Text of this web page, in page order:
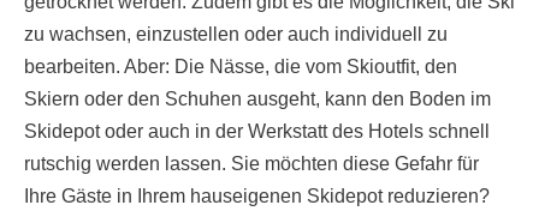
zu wachsen, einzustellen oder auch individuell zu
bearbeiten. Aber: Die Nässe, die vom Skioutfit, den
Skiern oder den Schuhen ausgeht, kann den Boden im
Skidepot oder auch in der Werkstatt des Hotels schnell
rutschig werden lassen. Sie möchten diese Gefahr für
Ihre Gäste in Ihrem hauseigenen Skidepot reduzieren?